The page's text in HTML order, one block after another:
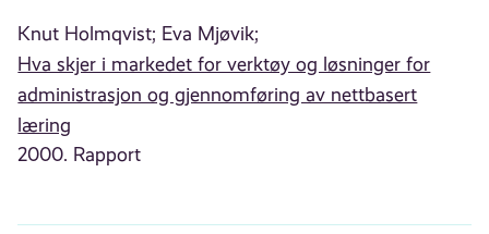
Knut Holmqvist; Eva Mjøvik;
Hva skjer i markedet for verktøy og løsninger for
administrasjon og gjennomføring av nettbasert
læring
2000. Rapport